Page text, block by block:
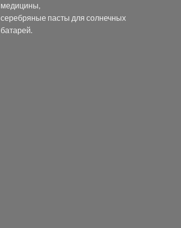
медицины,
серебряные пасты для солнечных
батарей.